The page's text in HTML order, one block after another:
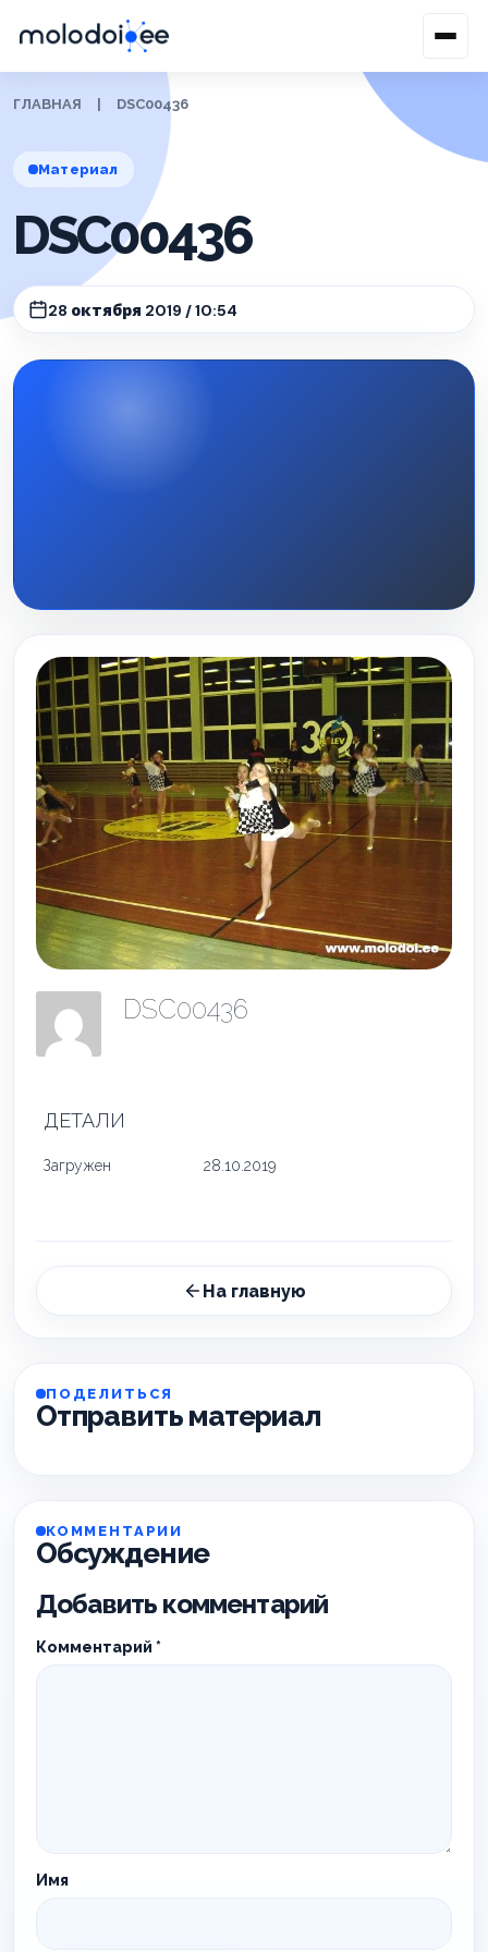
ГЛАВНАЯ DSC00436
Материал
DSC00436
28 октября 2019 / 10:54
DSC00436
ДЕТАЛИ
Загружен 28.10.2019
На главную
ПОДЕЛИТЬСЯ
Отправить материал
КОММЕНТАРИИ
Обсуждение
Добавить комментарий
Комментарий *
Имя